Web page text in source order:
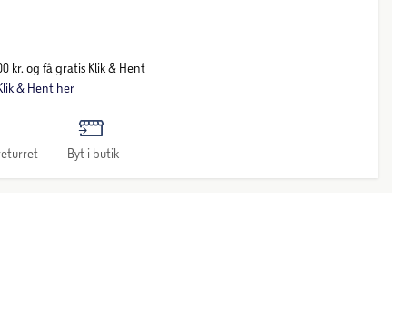
kr. og få gratis Klik & Hent
& Hent her
Byt i butik